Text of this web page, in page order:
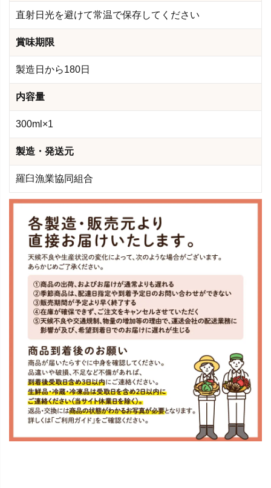
直射日光を避けて常温で保存してください
賞味期限
製造日から180日
内容量
300ml×1
製造・発送元
羅臼漁業協同組合